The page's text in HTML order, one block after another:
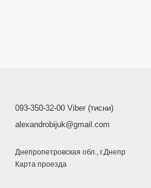
093-350-32-00 Viber (тисни)
alexandrobijuk@gmail.com
Днепропетровская обл., г.Днепр
Карта проезда